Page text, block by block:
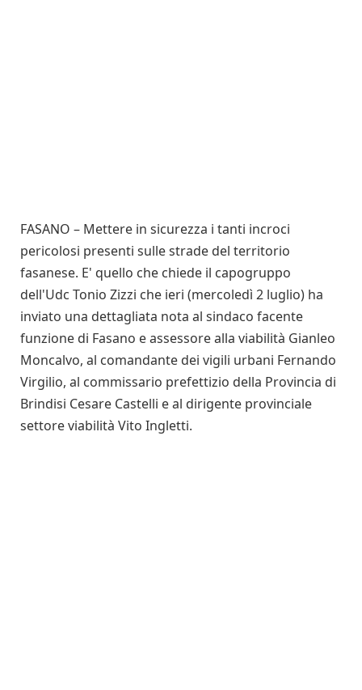
FASANO – Mettere in sicurezza i tanti incroci
pericolosi presenti sulle strade del territorio
fasanese. E' quello che chiede il capogruppo
dell'Udc Tonio Zizzi che ieri (mercoledì 2 luglio) ha
inviato una dettagliata nota al sindaco facente
funzione di Fasano e assessore alla viabilità Gianleo
Moncalvo, al comandante dei vigili urbani Fernando
Virgilio, al commissario prefettizio della Provincia di
Brindisi Cesare Castelli e al dirigente provinciale
settore viabilità Vito Ingletti.